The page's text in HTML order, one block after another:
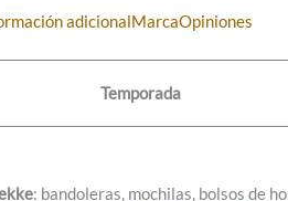
adicionalMarcaOpiniones
Temporada
: bandoleras, mochilas, bolsos de